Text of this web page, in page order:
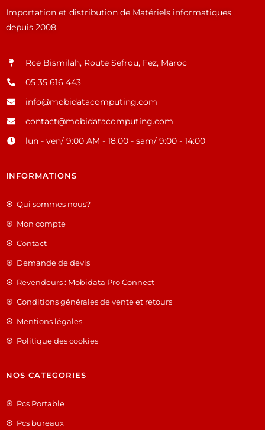
Importation et distribution de Matériels informatiques
depuis 2008
Rce Bismilah, Route Sefrou, Fez, Maroc
05 35 616 443
info@mobidatacomputing.com
contact@mobidatacomputing.com
lun - ven/ 9:00 AM - 18:00 - sam/ 9:00 - 14:00
INFORMATIONS
Qui sommes nous?
Mon compte
Contact
Demande de devis
Revendeurs : Mobidata Pro Connect
Conditions générales de vente et retours
Mentions légales
Politique des cookies
NOS CATEGORIES
Pcs Portable
Pcs bureaux